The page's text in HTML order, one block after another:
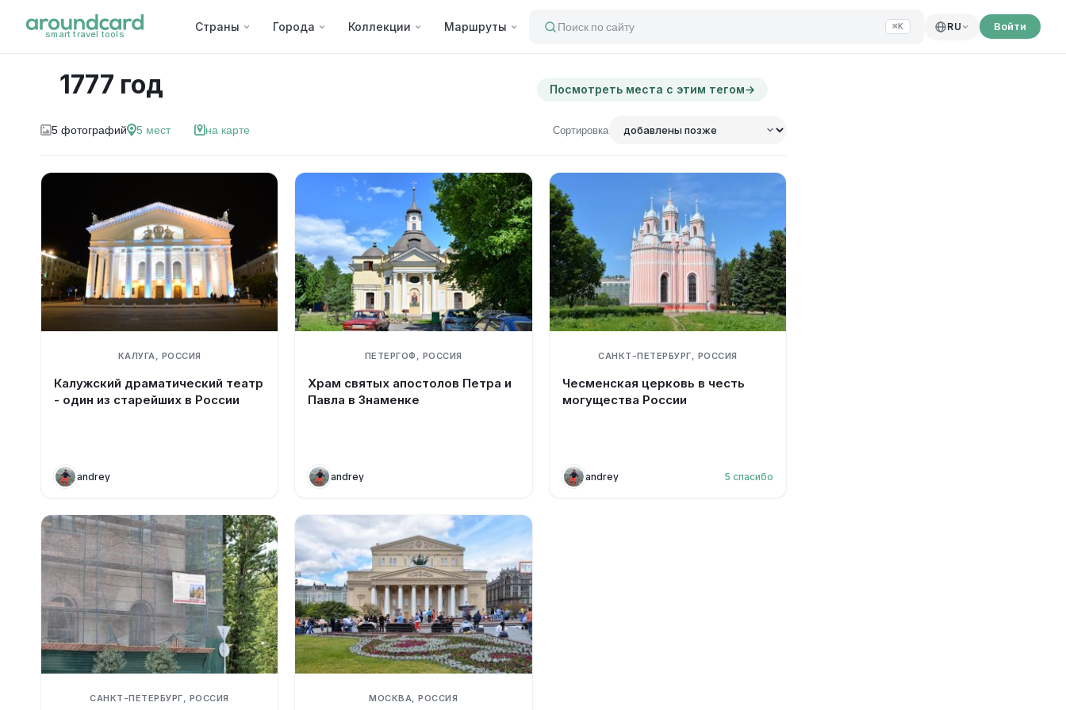
smart travel tools
Страны Города Коллекции Маршруты Поиск по сайту ⌘K RU Войти
1777 год Посмотреть места с этим тегом→
5 фотографий 5 мест на карте Сортировка
КАЛУГА, РОССИЯ
Калужский драматический театр
- один из старейших в России
andrey
ПЕТЕРГОФ, РОССИЯ
Храм святых апостолов Петра и
Павла в Знаменке
andrey
САНКТ-ПЕТЕРБУРГ, РОССИЯ
Чесменская церковь в честь
могущества России
andrey 5 спасибо
САНКТ-ПЕТЕРБУРГ, РОССИЯ МОСКВА, РОССИЯ